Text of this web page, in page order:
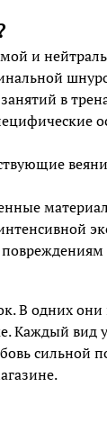
и
в
В одних
Каждый вид
сильной